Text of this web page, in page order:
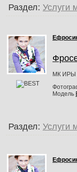
Раздел: Услуги
МК ИРЫ
Модель
Раздел: Услуги